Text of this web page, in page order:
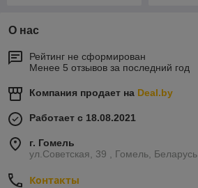
О нас
Рейтинг не сформирован
Менее 5 отзывов за последний год
Компания продает на Deal.by
Работает с 18.08.2021
г. Гомель
ул.Советская, 39 , Гомель, Беларусь
Контакты